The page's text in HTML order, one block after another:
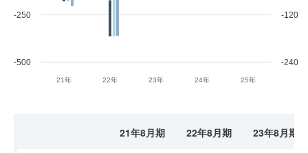
21年 22年 23年 24年 25年
-500
-250
-240
-120
21年8月期 22年8月期 23年8月期